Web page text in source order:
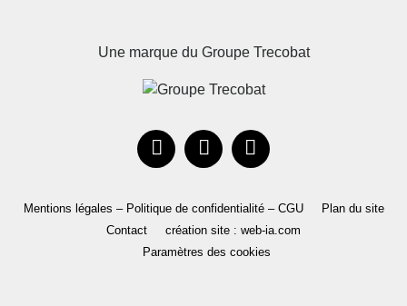
Occitanie
Parrainez un proche!
Une marque du Groupe Trecobat
Mentions légales – Politique de confidentialité – CGU
Plan du site
Contact
création site : web-ia.com
Paramètres des cookies